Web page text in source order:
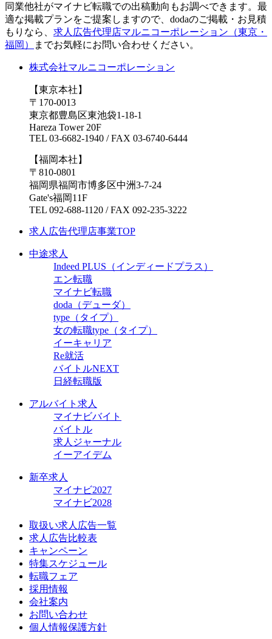
同業他社がマイナビ転職での出稿動向もお調べできます。最
適な掲載プランをご提案しますので、dodaのご掲載・お見積
もりなら、 求人広告代理店マルニコーポレーション（東京・
福岡）
までお気軽にお問い合わせください。
株式会社マルニコーポレーション
【東京本社】
〒170-0013
東京都豊島区東池袋1-18-1
Hareza Tower 20F
TEL 03-6682-1940 / FAX 03-6740-6444
【福岡本社】
〒810-0801
福岡県福岡市博多区中洲3-7-24
Gate's福岡11F
TEL 092-688-1120 / FAX 092-235-3222
求人広告代理店事業TOP
中途求人
Indeed PLUS（インディードプラス）
エン転職
マイナビ転職
doda（デューダ）
type（タイプ）
女の転職type（タイプ）
イーキャリア
Re就活
バイトルNEXT
日経転職版
アルバイト求人
マイナビバイト
バイトル
求人ジャーナル
イーアイデム
新卒求人
マイナビ2027
マイナビ2028
取扱い求人広告一覧
求人広告比較表
キャンペーン
特集スケジュール
転職フェア
採用情報
会社案内
お問い合わせ
個人情報保護方針